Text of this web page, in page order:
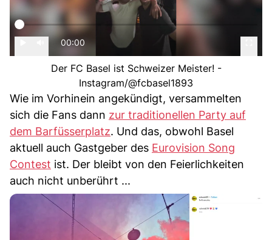
00:00
Der FC Basel ist Schweizer Meister! -
Instagram/@fcbasel1893
Wie im Vorhinein angekündigt, versammelten
sich die Fans dann zur traditionellen Party auf
dem Barfüsserplatz. Und das, obwohl Basel
aktuell auch Gastgeber des Eurovision Song
Contest ist. Der bleibt von den Feierlichkeiten
auch nicht unberührt ...